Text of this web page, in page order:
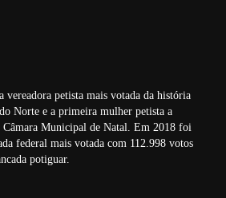
vereadora petista mais votada da história
Norte e a primeira mulher petista a
Câmara Municipal de Natal. Em 2018 foi
federal mais votada com 112.998 votos
potiguar.